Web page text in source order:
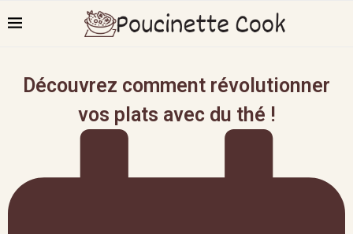
Découvrez comment révolutionner
vos plats avec du thé !